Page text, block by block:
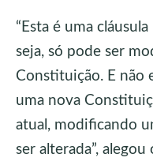
“Esta é uma
seja, só pode ser
Constituição. E não
uma nova
atual, modificando
ser alterada”,